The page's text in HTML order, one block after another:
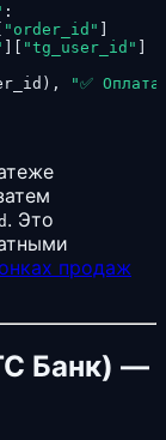
:
"order_id"
"tg_user_id"
"✅
. Это
продаж
Банк) —